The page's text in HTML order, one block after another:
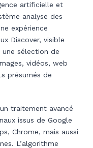
artificielle et
analyse des
expérience
Discover, visible
sélection de
vidéos, web
présumés de
traitement avancé
issus de Google
Chrome, mais aussi
L’algorithme